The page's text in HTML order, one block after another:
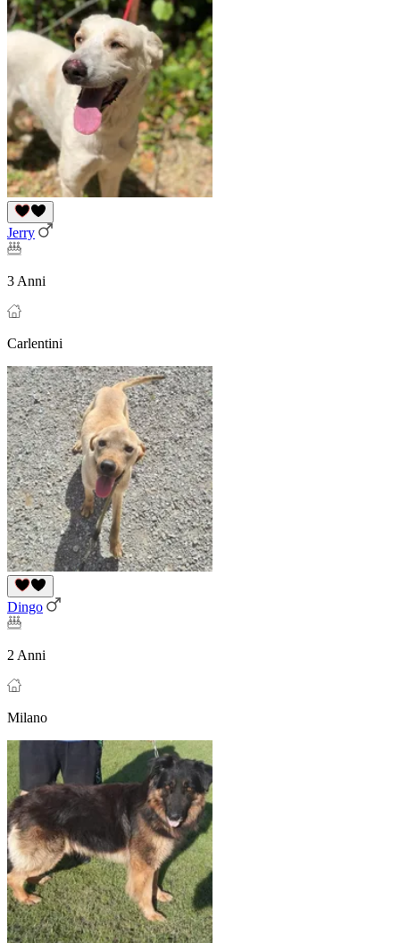
Jerry
3 Anni
Carlentini
Dingo
2 Anni
Milano